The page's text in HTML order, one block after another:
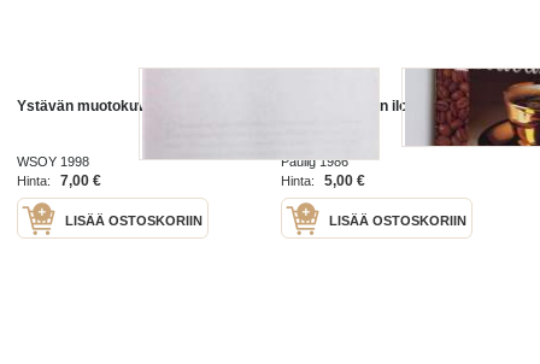
Ystävän muotokuva
WSOY 1998
Hinta:
7,00 €
LISÄÄ OSTOSKORIIN
Kahvin ystävän iloksi
Paulig 1986
Hinta:
5,00 €
LISÄÄ OSTOSKORIIN